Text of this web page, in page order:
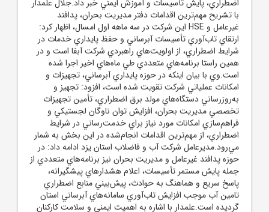
اضطراري، پايش تأسيسات و آموزش ايمني خبر داد.جلال علمدار
با تشريح مهم‌ترين اقدامات دفتر مديريت بحران، پدافند
غيرعامل و HSE اين شرکت در سه ماهه اول امسال، اظهار کرد:
ارتقاي تاب‌آوري تأسيسات آبرساني و حفظ پايداري خدمات در
شرايط اضطراري، از اولويت‌هاي راهبردي شرکت آبفا است و در
همين راستا برنامه‌هاي متعددي طي ماه‌هاي اخير اجرا شده
است.وي با بيان اينکه در حوزه پايداري آبرساني، تجهيزات و
امکانات عملياتي شرکت تقويت شده است، افزود: تجهيز و
به‌روزرساني دستگاه‌هاي مولد برق اضطراري، تأمين تجهيزات
تخصصي مديريت بحران، افزايش توان ناوگان لجستيکي و
فراهم‌سازي امکانات مورد نياز براي خدمت‌رساني در شرايط
اضطراري، از مهم‌ترين اقدامات انجام‌شده در اين بخش به شمار
مي‌رود.مديرعامل شرکت آب و فاضلاب استان يزد ادامه داد: در
حوزه پدافند غيرعامل و مديريت بحران نيز برنامه‌هاي متعددي از
جمله پايش مستمر تأسيسات، اعلام هشدارهاي پيشگيرانه،
پاسخ سريع و هماهنگ به حوادث، پيش‌بيني منابع اضطراري
تامين آب موجب افزايش تاب‌آوري سامانه‌هاي آبرساني استان
گرديده است.علمدار با اشاره به اهميت ايمني و سلامت کارکنان